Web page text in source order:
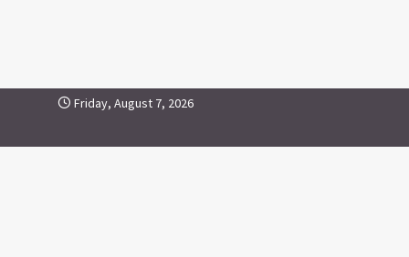
Skip to contentFriday, August 7, 2026